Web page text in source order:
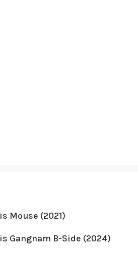
Mouse (2021)
Gangnam B-Side (2024)